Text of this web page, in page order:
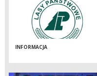
INFORMACJA